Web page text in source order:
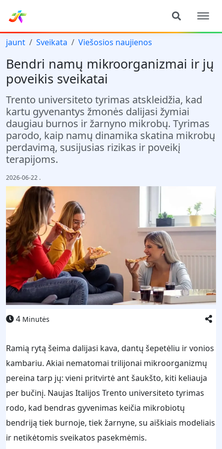
jaunt Sveikata Viešosios naujienos
Bendri namų mikroorganizmai ir jų
poveikis sveikatai
Trento universiteto tyrimas atskleidžia, kad
kartu gyvenantys žmonės dalijasi žymiai
daugiau burnos ir žarnyno mikrobų. Tyrimas
parodo, kaip namų dinamika skatina mikrobų
perdavimą, susijusias rizikas ir poveikį
terapijoms.
2026-06-22 .
4 Minutės
Ramią rytą šeima dalijasi kava, dantų šepetėliu ir vonios
kambariu. Akiai nematomai trilijonai mikroorganizmų
pereina tarp jų: vieni pritvirtė ant šaukšto, kiti keliauja
per bučinį. Naujas Italijos Trento universiteto tyrimas
rodo, kad bendras gyvenimas keičia mikrobiotų
bendriją tiek burnoje, tiek žarnyne, su aiškiais modeliais
ir netikėtomis sveikatos pasekmėmis.